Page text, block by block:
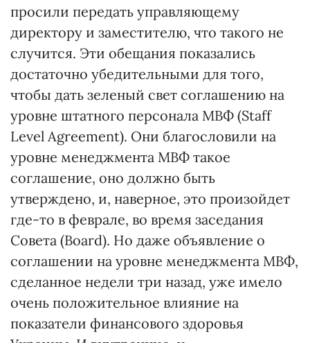
просили передать управляющему
директору и заместителю, что такого не
случится. Эти обещания показались
достаточно убедительными для того,
чтобы дать зеленый свет соглашению на
уровне штатного персонала МВФ (Staff
Level Agreement). Они благословили на
уровне менеджмента МВФ такое
соглашение, оно должно быть
утверждено, и, наверное, это произойдет
где-то в феврале, во время заседания
Совета (Board). Но даже объявление о
соглашении на уровне менеджмента МВФ,
сделанное недели три назад, уже имело
очень положительное влияние на
показатели финансового здоровья